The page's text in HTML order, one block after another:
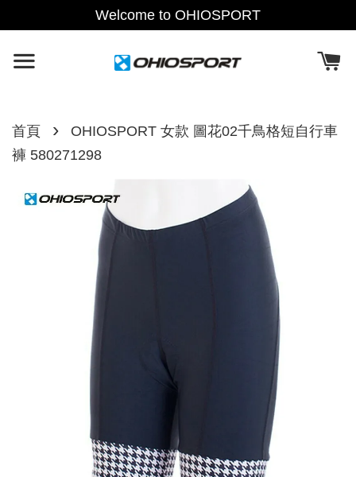
Welcome to OHIOSPORT
首頁 ›
OHIOSPORT 女款 圖花02千鳥格短自行車
褲 580271298